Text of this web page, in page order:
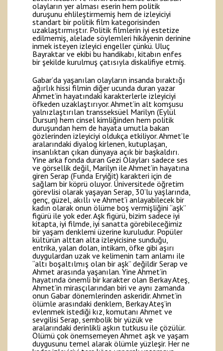
olayların yer alması eserin hem politik
duruşunu ehlileştirmemiş hem de izleyiciyi
standart bir politik film kategorisinden
uzaklaştırmıştır. Politik filmlerin iyi estetize
edilmemiş, alelade söylemleri hikâyenin derinine
inmek isteyen izleyici engeller çünkü. Uluç
Bayraktar ve ekibi bu handikabı, kitabın enfes
bir şekilde kurulmuş çatısıyla diskalifiye etmiş.
Gabar’da yaşanılan olayların insanda bıraktığı
ağırlık hissi filmin diğer ucunda duran yazar
Ahmet’in hayatındaki karakterlerle izleyiciyi
öfkeden uzaklaştırıyor. Ahmet’in alt komşusu
yalnızlaştırılan transseksüel Marilyn (Eylül
Dursun) hem cinsel kimliğinden hem politik
duruşundan hem de hayata umutla bakan
gözlerinden izleyiciyi oldukça etkiliyor. Ahmet’le
aralarındaki diyalog kirlenen, kutuplaşan,
insanlıktan çıkan dünyaya açık bir başkaldırı.
Yine arka fonda duran Gezi Olayları sadece ses
ve görsellik değil, Marilyn ile Ahmet’in hayatına
giren Serap (Funda Eryiğit) karakteri için de
sağlam bir köprü oluyor. Üniversitede öğretim
görevlisi olarak yaşayan Serap, 30’lu yaşlarında,
genç, güzel, akıllı ve Ahmet’i anlayabilecek bir
kadın olarak onun ölüme boş vermişliğini “aşk”
figürü ile yok eder. Aşk figürü, bizim sadece iyi
kitapta, iyi filmde, iyi sanatta görebileceğimiz
bir yaşam denklemi üzerine kuruludur. Popüler
kültürün alttan alta izleyicisine sunduğu,
entrika, yalan dolan, intikam, öfke gibi aşırı
duygulardan uzak ve kelimenin tam anlamı ile
“altı boşaltılmış olan bir aşk” değildir Serap ve
Ahmet arasında yaşanılan. Yine Ahmet’in
hayatında önemli bir karakter olan Berkay Ateş,
Ahmet’in mirasçılarından biri ve aynı zamanda
onun Gabar dönemlerinden askeridir. Ahmet’in
ölümle arasındaki denklem, Berkay Ateş’in
evlenmek istediği kız, komutanı Ahmet ve
sevgilisi Serap, sembolik bir yüzük ve
aralarındaki derinlikli aşkın tutkusu ile çözülür.
Ölümü çok önemsemeyen Ahmet aşk ve yaşam
duygusunu temel alarak ölümle yüzleşir. Her ne